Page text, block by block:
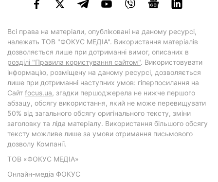
Всі права на матеріали, опубліковані на даному ресурсі,
належать ТОВ "ФОКУС МЕДІА". Використання матеріалів
дозволяється лише при дотриманні вимог, описаних в
розділі "Правила користування сайтом". Використовувати
інформацію, розміщену на даному ресурсі, дозволяється
лише при дотриманні наступних умов: гіперпосилання на
Cайт focus.ua, згадки першоджерела не нижче першого
абзацу, обсягу використання, який не може перевищувати
50% від загального обсягу оригінального тексту, зміни
заголовку та ліда матеріалу. Використання більшого обсягу
тексту можливе лише за умови отримання письмового
дозволу Компанії.
ТОВ «ФОКУС МЕДІА»
Онлайн-медіа ФОКУС